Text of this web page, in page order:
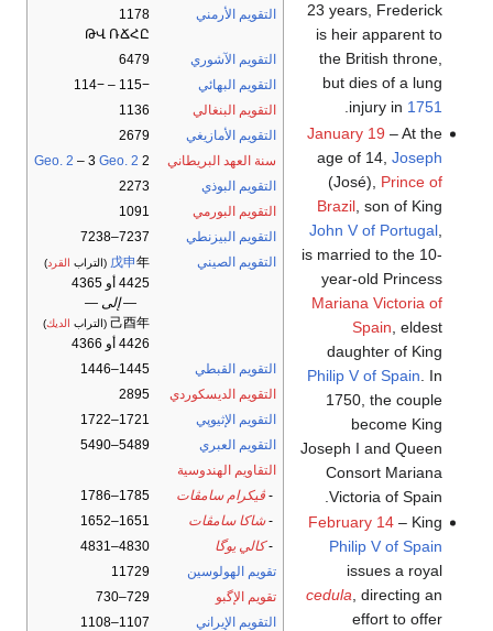
التقويم الأرمني
1178
ԹՎ ՌՃՀԸ
التقويم الآشوري
6479
التقويم البهائي
−115 – −114
التقويم البنغالي
1136
التقويم الأمازيغي
2679
سنة العهد البريطاني
2
Geo. 2 – 3 Geo. 2
التقويم البوذي
2273
التقويم البورمي
1091
التقويم البيزنطي
7237–7238
التقويم الصيني
戊申年 (التراب القرد)
4425 أو 4365
— إلى —
己酉年 (التراب الديك)
4426 أو 4366
التقويم القبطي
1445–1446
التقويم الديسكوردي
2895
التقويم الإثيوپي
1721–1722
التقويم العبري
5489–5490
التقاويم الهندوسية
- ڤيكرام سامڤات
1785–1786
-شاكا سامڤات
1651–1652
-كالي يوگا
4830–4831
تقويم الهولوسين
11729
تقويم الإگبو
729–730
التقويم الإيراني
1107–1108
23 years, Frederick
is heir apparent to
the British throne,
but dies of a lung
injury in 1751
January 19 – At the
age of 14, Joseph
(José), Prince of
Brazil, son of King
John V of Portugal,
is married to the 10-
year-old Princess
Mariana Victoria of
Spain , eldest
daughter of King
Philip V of Spain . In
1750, the couple
become King
Joseph I and Queen
Consort Mariana
Victoria of Spain.
February 14– King
Philip V of Spain
issues a royal
cedula , directing an
effort to offer